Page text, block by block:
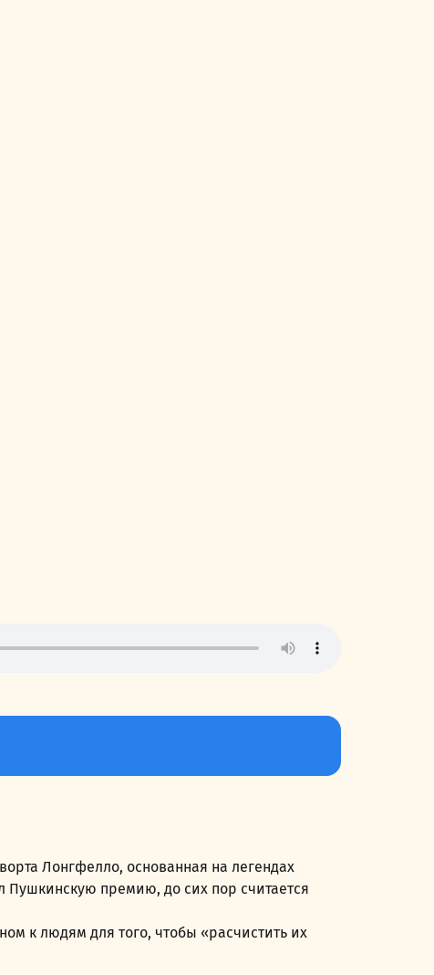
Лонгфелло, основанная на легендах
Пушкинскую премию, до сих пор считается
к людям для того, чтобы «расчистить их